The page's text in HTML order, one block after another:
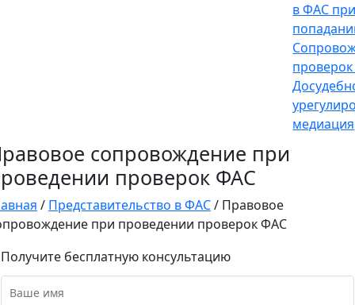
в ФАС
медиация
сопровождение при
проверок ФАС
/ Представительство в ФАС/ Правовое
при проведении проверок ФАС
Получите бесплатную консультацию